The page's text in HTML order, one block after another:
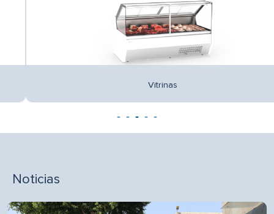
Vitrinas
Noticias